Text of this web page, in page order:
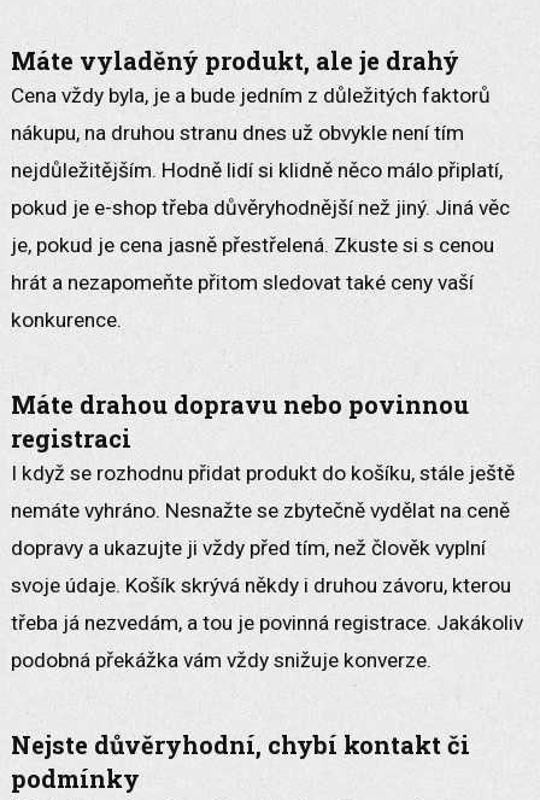
Máte vyladěný produkt, ale je drahý
Cena vždy byla, je a bude jedním z důležitých faktorů
nákupu, na druhou stranu dnes už obvykle není tím
nejdůležitějším. Hodně lidí si klidně něco málo připlatí,
pokud je e-shop třeba důvěryhodnější než jiný. Jiná věc
je, pokud je cena jasně přestřelená. Zkuste si s cenou
hrát a nezapomeňte přitom sledovat také ceny vaší
konkurence.
Máte drahou dopravu nebo povinnou
registraci
I když se rozhodnu přidat produkt do košíku, stále ještě
nemáte vyhráno. Nesnažte se zbytečně vydělat na ceně
dopravy a ukazujte ji vždy před tím, než člověk vyplní
svoje údaje. Košík skrývá někdy i druhou závoru, kterou
třeba já nezvedám, a tou je povinná registrace. Jakákoliv
podobná překážka vám vždy snižuje konverze.
Nejste důvěryhodní, chybí kontakt či
podmínky